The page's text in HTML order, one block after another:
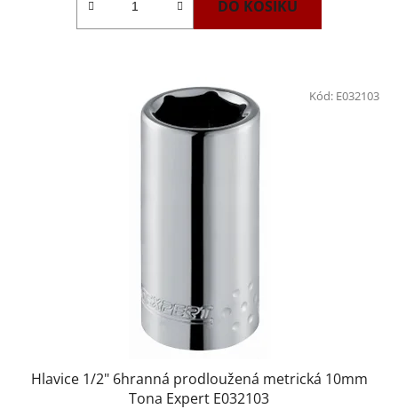
DO KOŠÍKU
Hlavice 1/2" 6hranná prodloužená metrická 10mm
Tona Expert E032103
Kód: E032103